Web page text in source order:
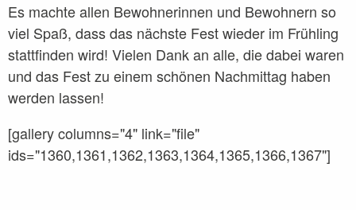
Es machte allen Bewohnerinnen und Bewohnern so
viel Spaß, dass das nächste Fest wieder im Frühling
stattfinden wird! Vielen Dank an alle, die dabei waren
und das Fest zu einem schönen Nachmittag haben
werden lassen!
[gallery columns="4" link="file"
ids="1360,1361,1362,1363,1364,1365,1366,1367"]